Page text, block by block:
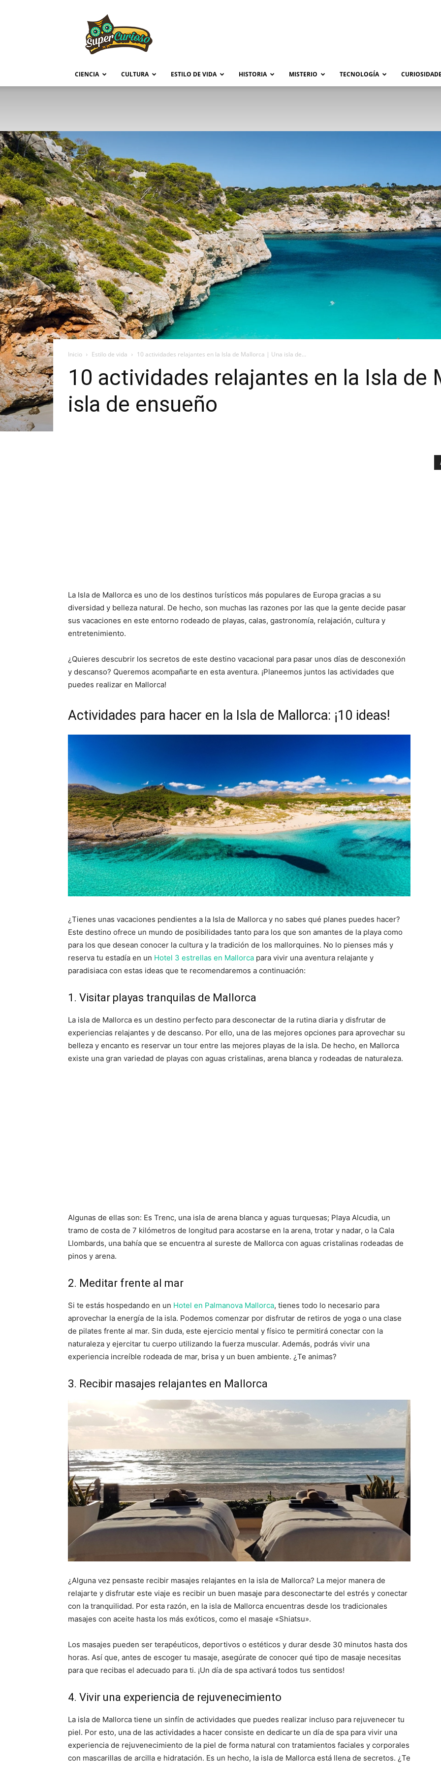
CIENCIA CULTURA ESTILO DE VIDA HISTORIA MISTERIO TECNOLOGÍA
Inicio Estilo de vida 10 actividades relajantes en la Isla de Mallorca | Una isla de...
10 actividades relajantes en la Isla de
isla de ensueño
La Isla de Mallorca es uno de los destinos turísticos más populares de Europa gracias a su
diversidad y belleza natural. De hecho, son muchas las razones por las que la gente decide pasar
sus vacaciones en este entorno rodeado de playas, calas, gastronomía, relajación, cultura y
entretenimiento.
¿Quieres descubrir los secretos de este destino vacacional para pasar unos días de desconexión
y descanso? Queremos acompañarte en esta aventura. ¡Planeemos juntos las actividades que
puedes realizar en Mallorca!
Actividades para hacer en la Isla de Mallorca: ¡10 ideas!
¿Tienes unas vacaciones pendientes a la Isla de Mallorca y no sabes qué planes puedes hacer?
Este destino ofrece un mundo de posibilidades tanto para los que son amantes de la playa como
para los que desean conocer la cultura y la tradición de los mallorquines. No lo pienses más y
reserva tu estadía en un Hotel 3 estrellas en Mallorca para vivir una aventura relajante y
paradisiaca con estas ideas que te recomendaremos a continuación:
1. Visitar playas tranquilas de Mallorca
La isla de Mallorca es un destino perfecto para desconectar de la rutina diaria y disfrutar de
experiencias relajantes y de descanso. Por ello, una de las mejores opciones para aprovechar su
belleza y encanto es reservar un tour entre las mejores playas de la isla. De hecho, en Mallorca
existe una gran variedad de playas con aguas cristalinas, arena blanca y rodeadas de naturaleza.
Algunas de ellas son: Es Trenc, una isla de arena blanca y aguas turquesas; Playa Alcudia, un
tramo de costa de 7 kilómetros de longitud para acostarse en la arena, trotar y nadar, o la Cala
Llombards, una bahía que se encuentra al sureste de Mallorca con aguas cristalinas rodeadas de
pinos y arena.
2. Meditar frente al mar
Si te estás hospedando en un Hotel en Palmanova Mallorca, tienes todo lo necesario para
aprovechar la energía de la isla. Podemos comenzar por disfrutar de retiros de yoga o una clase
de pilates frente al mar. Sin duda, este ejercicio mental y físico te permitirá conectar con la
naturaleza y ejercitar tu cuerpo utilizando la fuerza muscular. Además, podrás vivir una
experiencia increíble rodeada de mar, brisa y un buen ambiente. ¿Te animas?
3. Recibir masajes relajantes en Mallorca
¿Alguna vez pensaste recibir masajes relajantes en la isla de Mallorca? La mejor manera de
relajarte y disfrutar este viaje es recibir un buen masaje para desconectarte del estrés y conectar
con la tranquilidad. Por esta razón, en la isla de Mallorca encuentras desde los tradicionales
masajes con aceite hasta los más exóticos, como el masaje «Shiatsu».
Los masajes pueden ser terapéuticos, deportivos o estéticos y durar desde 30 minutos hasta dos
horas. Así que, antes de escoger tu masaje, asegúrate de conocer qué tipo de masaje necesitas
para que recibas el adecuado para ti. ¡Un día de spa activará todos tus sentidos!
4. Vivir una experiencia de rejuvenecimiento
La isla de Mallorca tiene un sinfín de actividades que puedes realizar incluso para rejuvenecer tu
piel. Por esto, una de las actividades a hacer consiste en dedicarte un día de spa para vivir una
experiencia de rejuvenecimiento de la piel de forma natural con tratamientos faciales y corporales
con mascarillas de arcilla e hidratación. Es un hecho, la isla de Mallorca está llena de secretos. ¿Te